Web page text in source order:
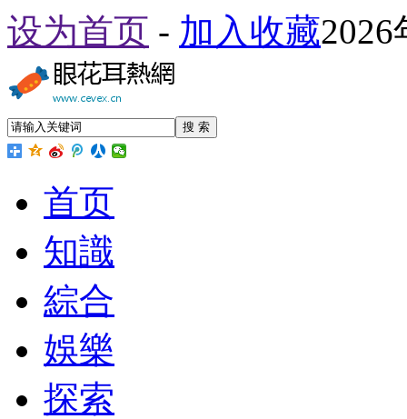
设为首页 - 加入收藏
搜 索
首页
知識
綜合
娛樂
探索